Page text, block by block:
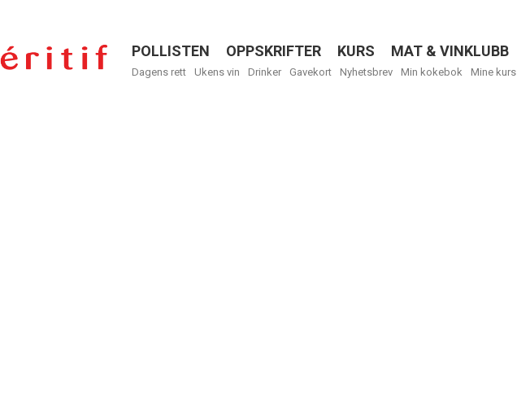
Menu
POLLISTEN OPPSKRIFTER KURS MAT & VINKLUBB
Dagens rett Ukens vin Drinker Gavekort Nyhetsbrev Min kokebok Mine kurs